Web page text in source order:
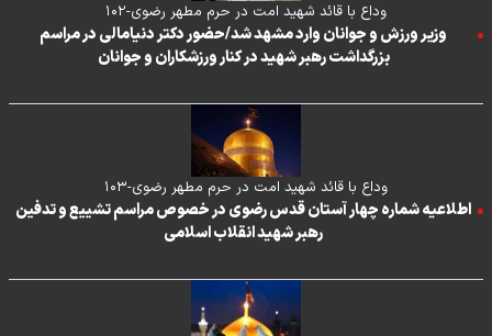
وداع با قائد شهید امت در حرم مطهر رضوی-۱۰۲
وزیر ورزش و جوانان وارد مشهد شد/حضور دکتر دنیامالی در مراسم
بزرگداشت رهبر شهید در کنار ورزشکاران و جوانان
وداع با قائد شهید امت در حرم مطهر رضوی-۱۰۳
اطلاعیه شماره چهار آستان قدس رضوی در خصوص مراسم تشییع و تدفین
رهبر شهید انقلاب اسلامی